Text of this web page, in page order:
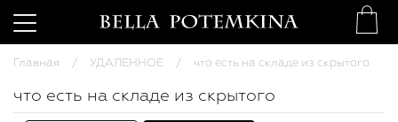
Главная УДАЛЕННОЕ что есть на складе из скрытого
что есть на складе из скрытого